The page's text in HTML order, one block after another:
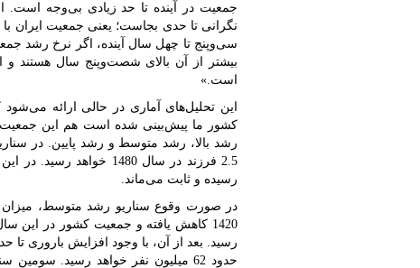
جمعیت در آینده تا حد زیادی بی‌وجه است.
نگرانی تا حدی بجاست؛ یعنی جمعیت ایران
سی‌وپنج تا چهل سال آینده، اگر نرخ رشد
بیشتر از آن بالای شصت‌وپنج سال هستند و
است.»
کشور ما پیش‌بینی شده است هم این
رسیده و ثابت می‌ماند.